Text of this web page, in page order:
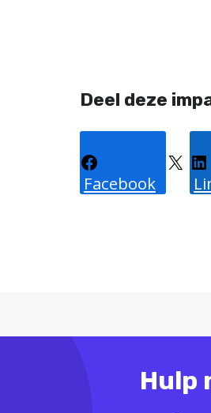
Deel deze
Facebook
Hulp